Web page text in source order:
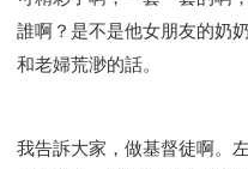
誰啊？是不是他女朋友的奶
和老婦荒渺的話。
我告訴大家，做基督徒啊。